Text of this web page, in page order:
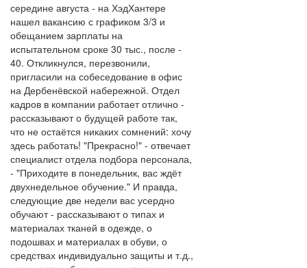
середине августа - на ХэдХантере
нашел вакансию с графиком 3/3 и
обещанием зарплаты на
испытательном сроке 30 тыс., после -
40. Откликнулся, перезвонили,
пригласили на собеседование в офис
на Дербенёвской набережной. Отдел
кадров в компании работает отлично -
рассказывают о будущей работе так,
что не остаётся никаких сомнений: хочу
здесь работать! "Прекрасно!" - отвечает
специалист отдела подбора персонала,
- "Приходите в понедельник, вас ждёт
двухнедельное обучение." И правда,
следующие две недели вас усердно
обучают - рассказывают о типах и
материалах тканей в одежде, о
подошвах и материалах в обуви, о
средствах индивидуально защиты и т.д.,